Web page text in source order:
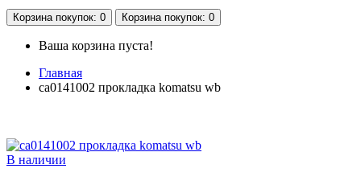
Корзинапокупок: 0 Корзинапокупок: 0
Ваша корзина пуста!
Главная
ca0141002 прокладка komatsu wb
В наличии